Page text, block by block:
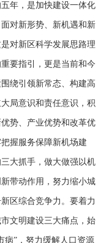
年，是加快建设一体化
对新形势、新机遇和新
对新区科学发展思路理
要指引，更是当前和今
绕引领新常态、构建高
局意识和责任意识，积
势、产业优势和改革优
握服务保障新机场建
大抓手，做大做强以机
带动作用，努力缩小城
区综合竞争力。要着力
文明建设三大痛点，始
病”，努力缓解人口资源